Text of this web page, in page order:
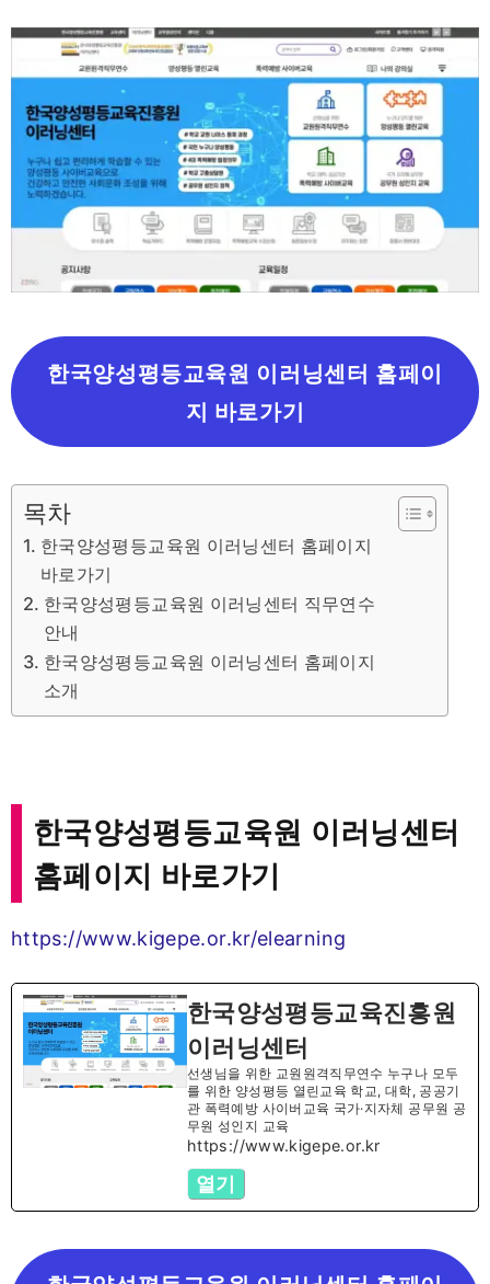
한국양성평등교육원 이러닝센터 홈페이
지 바로가기
목차
한국양성평등교육원 이러닝센터 홈페이지
바로가기
한국양성평등교육원 이러닝센터 직무연수
안내
한국양성평등교육원 이러닝센터 홈페이지
소개
한국양성평등교육원 이러닝센터
홈페이지 바로가기
https://www.kigepe.or.kr/elearning
한국양성평등교육진흥원
이러닝센터
선생님을 위한 교원원격직무연수 누구나 모두
를 위한 양성평등 열린교육 학교, 대학, 공공기
관 폭력예방 사이버교육 국가·지자체 공무원 공
무원 성인지 교육
https://www.kigepe.or.kr
열기